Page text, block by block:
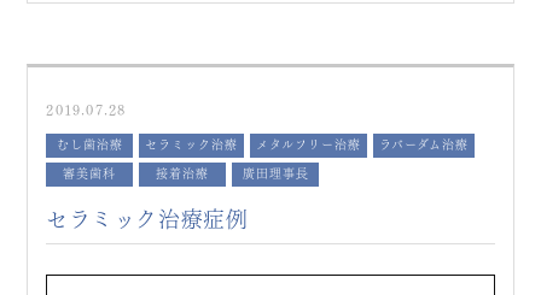
2019.07.28
むし歯治療 セラミック治療 メタルフリー治療 ラバーダム治療
審美歯科 接着治療 廣田理事長
セラミック治療症例